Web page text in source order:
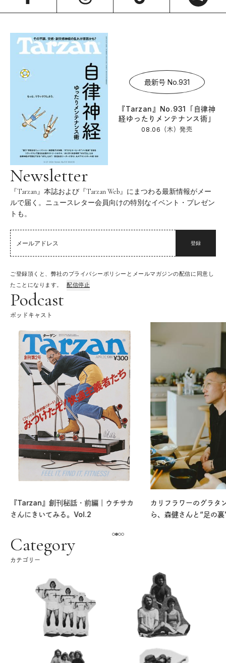
最新号 No.931
『Tarzan』No.931「自律神
経ゆったりメンテナンス術」
08.06（木）発売
Newsletter
『Tarzan』本誌および『Tarzan Web』にまつわる最新情報がメー
ルで届く。ニュースレター会員向けの特別なイベント・プレゼン
トも。
登録
ご登録頂くと、弊社のプライバシーポリシーとメールマガジンの配信に同意し
たことになります。
配信停止
Podcast
ポッドキャスト
『Tarzan』創刊秘話・前編｜ウチサカ
さんにきいてみる。Vol.2
カリフラワーのグラタ
ら、森健さんと“足の
Category
カテゴリー